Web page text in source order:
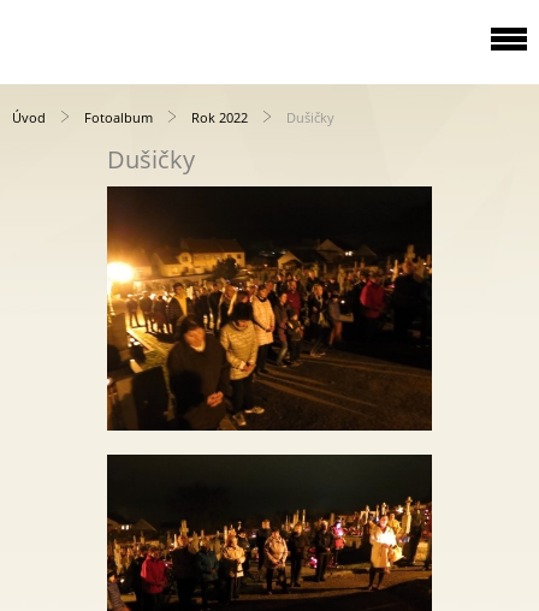
Úvod Fotoalbum Rok 2022 Dušičky
Dušičky